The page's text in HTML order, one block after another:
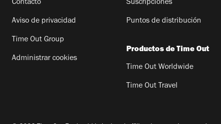
Contacto
Aviso de privacidad
Time Out Group
Administrar cookies
Suscripciones
Puntos de distribución
Productos de Time Out
Time Out Worldwide
Time Out Travel